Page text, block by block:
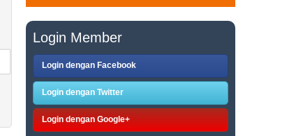
Login Member
Login dengan Facebook
Login dengan Twitter
Login dengan Google+